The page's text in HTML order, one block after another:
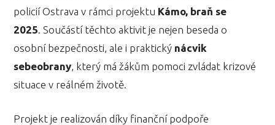
policií Ostrava v rámci projektu Kámo, braň se
2025. Součástí těchto aktivit je nejen beseda o
osobní bezpečnosti, ale i praktický nácvik
sebeobrany, který má žákům pomoci zvládat krizové
situace v reálném životě.
Projekt je realizován díky finanční podpoře